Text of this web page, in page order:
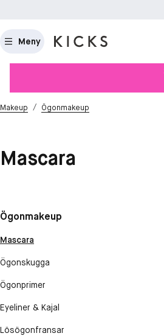
Meny
Makeup / Ögonmakeup
Mascara
Ögonmakeup
Mascara
Ögonskugga
Ögonprimer
Eyeliner & Kajal
Lösögonfransar